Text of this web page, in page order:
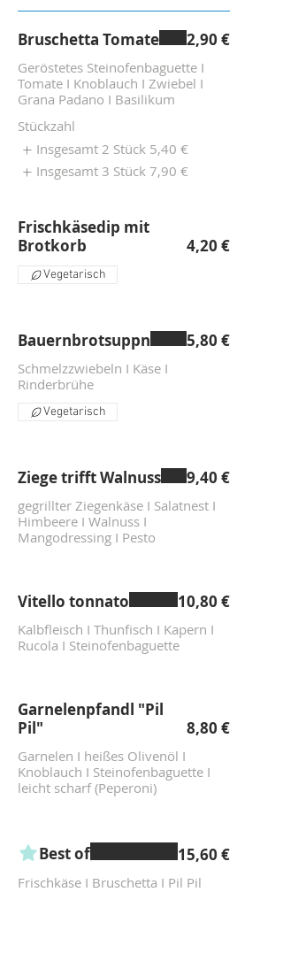
Bruschetta Tomate
Geröstetes Steinofenbaguette I
Tomate I Knoblauch I Zwiebel I
Grana Padano I Basilikum
2,90 €
Stückzahl
Insgesamt 2 Stück 5,40 €
Insgesamt 3 Stück 7,90 €
Frischkäsedip mit
Brotkorb
4,20 €
Vegetarisch
Bauernbrotsuppn
Schmelzzwiebeln I Käse I
Rinderbrühe
5,80 €
Vegetarisch
Ziege trifft Walnuss
gegrillter Ziegenkäse I Salatnest I
Himbeere I Walnuss I
Mangodressing I Pesto
9,40 €
Vitello tonnato
Kalbfleisch I Thunfisch I Kapern I
Rucola I Steinofenbaguette
10,80 €
Garnelenpfandl "Pil
Pil"
Garnelen I heißes Olivenöl I
Knoblauch I Steinofenbaguette I
leicht scharf (Peperoni)
8,80 €
Best of
Frischkäse I Bruschetta I Pil Pil
15,60 €